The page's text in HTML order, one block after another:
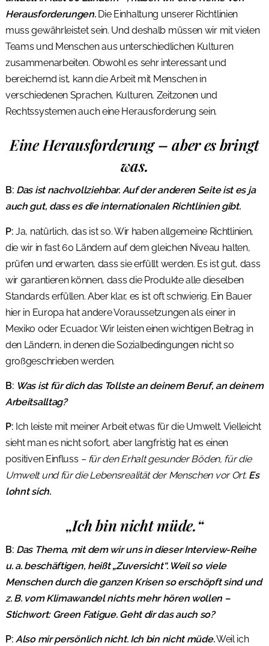
Herausforderungen. Die Einhaltung unserer Richtlinien
muss gewährleistet sein. Und deshalb müssen wir mit vielen
Teams und Menschen aus unterschiedlichen Kulturen
zusammenarbeiten. Obwohl es sehr interessant und
bereichernd ist, kann die Arbeit mit Menschen in
verschiedenen Sprachen, Kulturen, Zeitzonen und
Rechtssystemen auch eine Herausforderung sein.
Eine Herausforderung – aber es bringt
was.
B: Das ist nachvollziehbar. Auf der anderen Seite ist es ja
auch gut, dass es die internationalen Richtlinien gibt.
P: Ja, natürlich, das ist so. Wir haben allgemeine Richtlinien,
die wir in fast 60 Ländern auf dem gleichen Niveau halten,
prüfen und erwarten, dass sie erfüllt werden. Es ist gut, dass
wir garantieren können, dass die Produkte alle dieselben
Standards erfüllen. Aber klar, es ist oft schwierig. Ein Bauer
hier in Europa hat andere Voraussetzungen als einer in
Mexiko oder Ecuador. Wir leisten einen wichtigen Beitrag in
den Ländern, in denen die Sozialbedingungen nicht so
großgeschrieben werden.
B: Was ist für dich das Tollste an deinem Beruf, an deinem
Arbeitsalltag?
P: Ich leiste mit meiner Arbeit etwas für die Umwelt. Vielleicht
sieht man es nicht sofort, aber langfristig hat es einen
positiven Einfluss – für den Erhalt gesunder Böden, für die
Umwelt und für die Lebensrealität der Menschen vor Ort. Es
lohnt sich.
„Ich bin nicht müde.“
B: Das Thema, mit dem wir uns in dieser Interview-Reihe
u. a. beschäftigen, heißt „Zuversicht“. Weil so viele
Menschen durch die ganzen Krisen so erschöpft sind und
z. B. vom Klimawandel nichts mehr hören wollen –
Stichwort: Green Fatigue. Geht dir das auch so?
P: Also mir persönlich nicht. Ich bin nicht müde.Weil ich